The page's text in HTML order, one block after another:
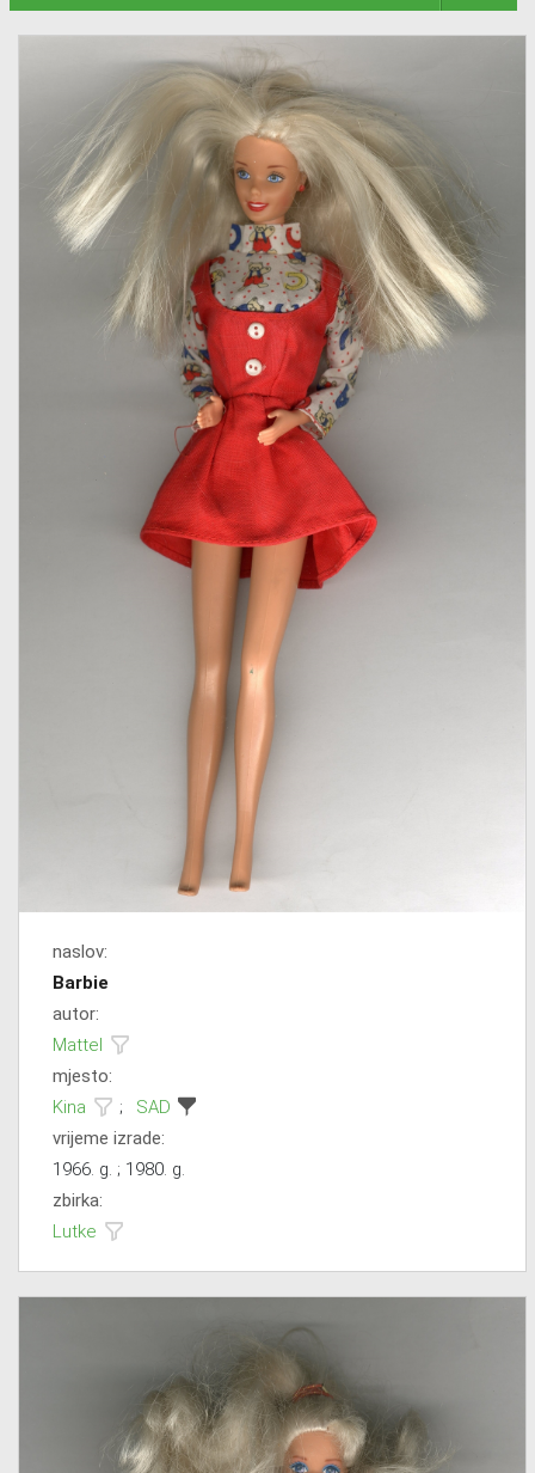
naslov:
Barbie
autor:
Mattel
mjesto:
Kina
;
SAD
vrijeme izrade:
1966. g. ; 1980. g.
zbirka:
Lutke